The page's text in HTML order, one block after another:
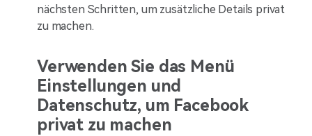
nächsten Schritten, um zusätzliche Details privat
zu machen.
Verwenden Sie das Menü
Einstellungen und
Datenschutz, um Facebook
privat zu machen